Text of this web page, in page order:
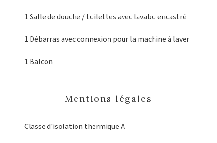
1 Salle de douche / toilettesavec lavabo encastré
1 Débarrasavec connexion pour la machine à laver
1 Balcon
Mentions légales
Classe d'isolation thermiqueA